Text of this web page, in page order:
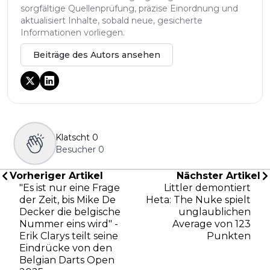
sorgfältige Quellenprüfung, präzise Einordnung und
aktualisiert Inhalte, sobald neue, gesicherte
Informationen vorliegen.
Beiträge des Autors ansehen
Klatscht 0
Besucher 0
Vorheriger Artikel
"Es ist nur eine Frage
der Zeit, bis Mike De
Decker die belgische
Nummer eins wird" -
Erik Clarys teilt seine
Eindrücke von den
Belgian Darts Open
Nächster Artikel
Littler demontiert
Heta: The Nuke spielt
unglaublichen
Average von 123
Punkten